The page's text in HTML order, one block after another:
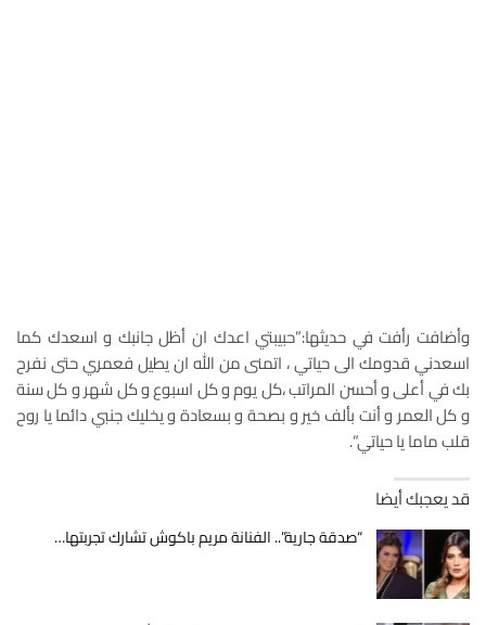
وأضافت رأفت في حديثها:”حبيبتي اعدك ان أظل جانبك و اسعدك كما
اسعدني قدومك الى حياتي ، اتمنى من الله ان يطيل فعمري حتى نفرح
بك في أعلى و أحسن المراتب ،كل يوم و كل اسبوع و كل شهر و كل سنة
و كل العمر و أنت بألف خير و بصحة و بسعادة و يخليك جنبي دائما يا روح
قلب ماما يا حياتي”.
قد يعجبك أيضا
“صدقة جارية”.. الفنانة مريم باكوش تشارك تجربتها…